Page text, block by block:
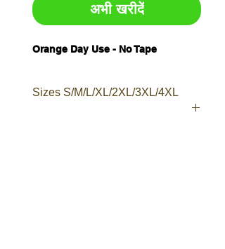
अभी खरीदें
Orange Day Use - No Tape
Sizes S/M/L/XL/2XL/3XL/4XL